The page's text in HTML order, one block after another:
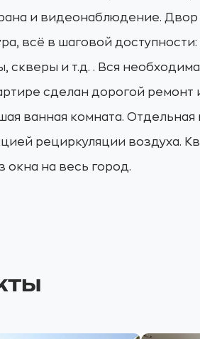
и видеонаблюдение.
всё в шаговой
скверы и т.д. . Вся
сделан дорогой
ванная комната.
рециркуляции воздуха.
окна на весь город.